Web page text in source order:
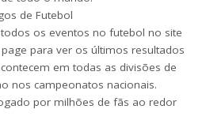
de Futebol
os eventos no futebol no site
para ver os últimos resultados
em todas as divisões de
nos campeonatos nacionais.
por milhões de fãs ao redor